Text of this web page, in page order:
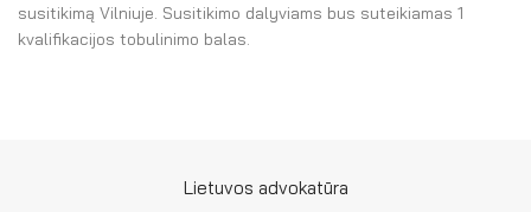
susitikimą Vilniuje. Susitikimo dalyviams bus suteikiamas 1
kvalifikacijos tobulinimo balas.
Lietuvos advokatūra